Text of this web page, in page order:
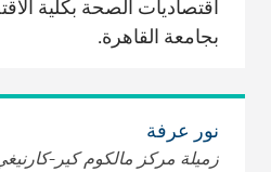
اقتصاديات الصحة بكلية
بجامعة القاهرة.
نور عرفة
زميلة مركز مالكوم كير-